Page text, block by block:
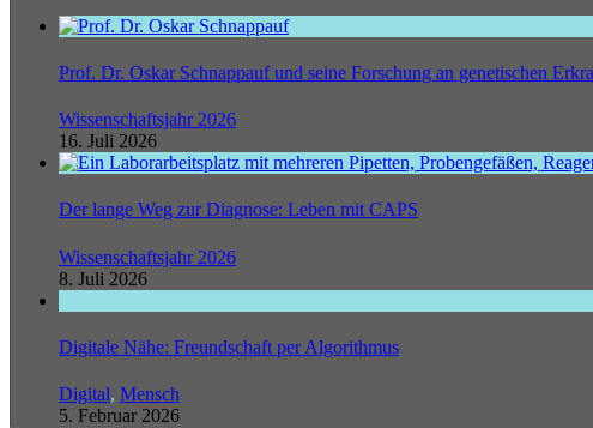
Prof. Dr. Oskar Schnappauf und seine Forschung an genetischen
Wissenschaftsjahr 2026
16. Juli 2026
Der lange Weg zur Diagnose: Leben mit CAPS
Wissenschaftsjahr 2026
8. Juli 2026
Digitale Nähe: Freundschaft per Algorithmus
Digital, Mensch
5. Februar 2026